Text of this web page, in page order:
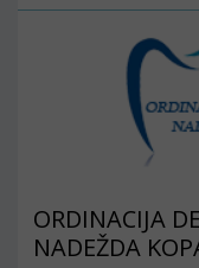
ORDINACIJA
NADEŽDA